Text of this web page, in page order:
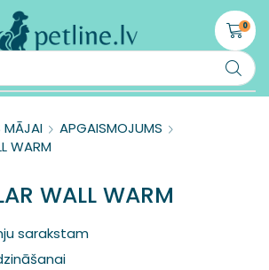
0
MĀJAI
APGAISMOJUMS
WARM
WALL WARM
sarakstam